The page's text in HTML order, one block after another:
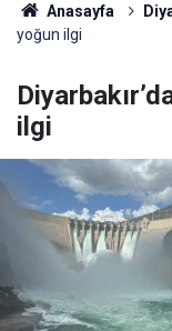
Anasayfa
yoğun ilgi
ilgi